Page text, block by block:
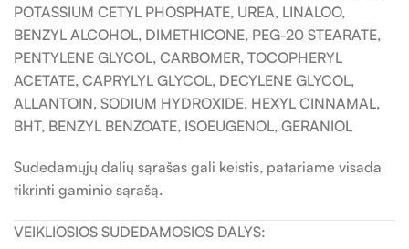
POTASSIUM CETYL PHOSPHATE, UREA, LINALOO,
BENZYL ALCOHOL, DIMETHICONE, PEG-20 STEARATE,
PENTYLENE GLYCOL, CARBOMER, TOCOPHERYL
ACETATE, CAPRYLYL GLYCOL, DECYLENE GLYCOL,
ALLANTOIN, SODIUM HYDROXIDE, HEXYL CINNAMAL,
BHT, BENZYL BENZOATE, ISOEUGENOL, GERANIOL
Sudedamųjų dalių sąrašas gali keistis, patariame visada
tikrinti gaminio sąrašą.
VEIKLIOSIOS SUDEDAMOSIOS DALYS: